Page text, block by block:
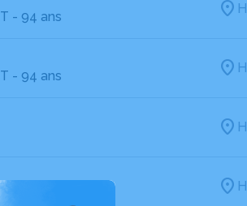
- 94 ans
- 94 ans